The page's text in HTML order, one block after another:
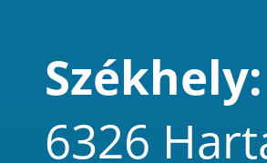
Székhely:
6326